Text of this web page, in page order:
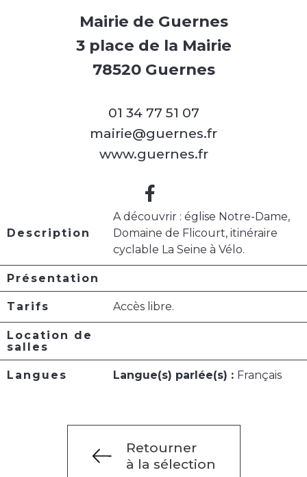
Mairie de Guernes
3 place de la Mairie
78520 Guernes
01 34 77 51 07
mairie@guernes.fr
www.guernes.fr
Description
A découvrir : église Notre-Dame,
Domaine de Flicourt, itinéraire
cyclable La Seine à Vélo.
Présentation
Tarifs Accès libre.
Location de
salles
Langues Langue(s) parlée(s) : Français
Retourner
à la sélection